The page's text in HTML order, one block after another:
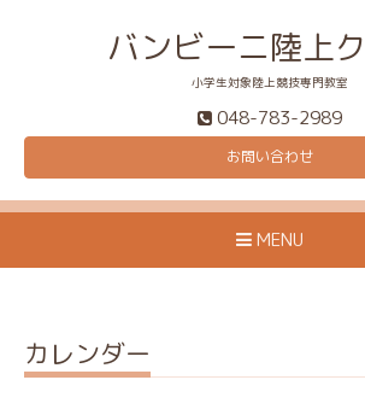
バンビーニ陸上
小学生対象陸上競技専門教室
048-783-2989
お問い合わせ
MENU
カレンダー